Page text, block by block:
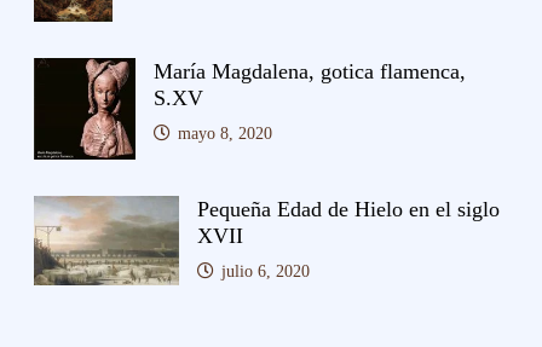
María Magdalena, gotica flamenca,
S.XV
mayo 8, 2020
Pequeña Edad de Hielo en el siglo
XVII
julio 6, 2020